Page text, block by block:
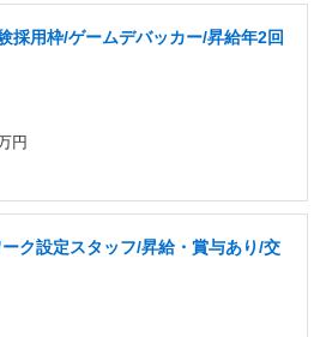
採用枠/ゲームデバッカー/昇給年2回
円
ーク設定スタッフ/昇給・賞与あり/交